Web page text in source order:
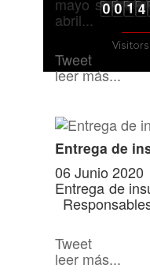
abril...
Tweet
leer más...
Entrega de
06 Junio 2020
Entrega de
Tweet
leer más...